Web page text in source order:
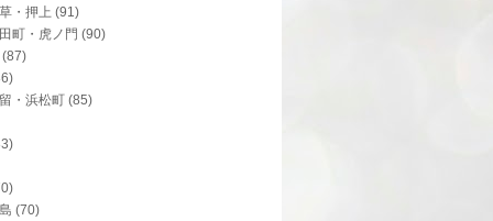
・押上 (91)
町・虎ノ門 (90)
(87)
・浜松町 (85)
(70)